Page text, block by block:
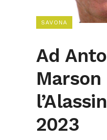
SAVONA
Ad
Marson
2023